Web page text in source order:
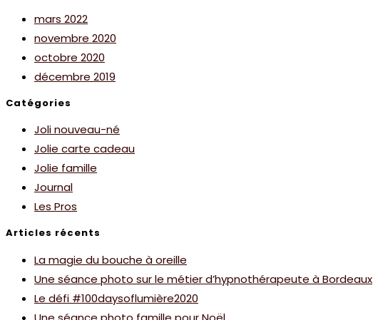
mars 2022
novembre 2020
octobre 2020
décembre 2019
Catégories
Joli nouveau-né
Jolie carte cadeau
Jolie famille
Journal
Les Pros
Articles récents
La magie du bouche à oreille
Une séance photo sur le métier d’hypnothérapeute à Bordeaux
Le défi #100daysoflumière2020